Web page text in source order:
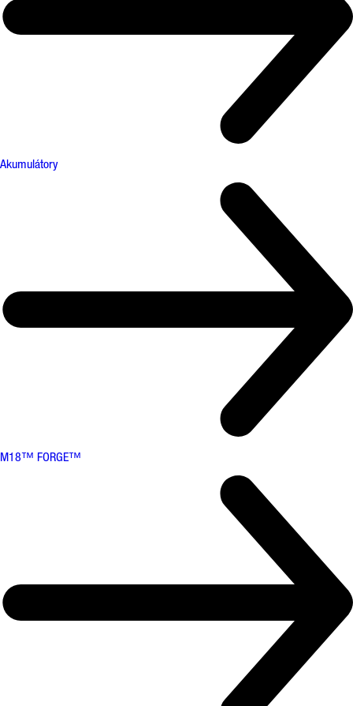
Akumulátory
M18™ FORGE™